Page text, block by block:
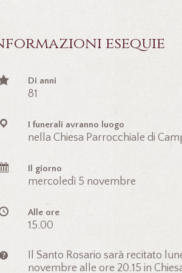
esequie
Di anni
81
I funerali avranno luogo
nella Chiesa Parrocchiale di
Il giorno
mercoledì 5 novembre
Alle ore
15.00
Il Santo Rosario sarà recitato
novembre alle ore 20.15 in